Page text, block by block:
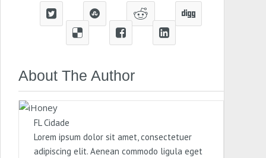
About The Author
FL Cidade
Lorem ipsum dolor sit amet, consectetuer
adipiscing elit. Aenean commodo ligula eget